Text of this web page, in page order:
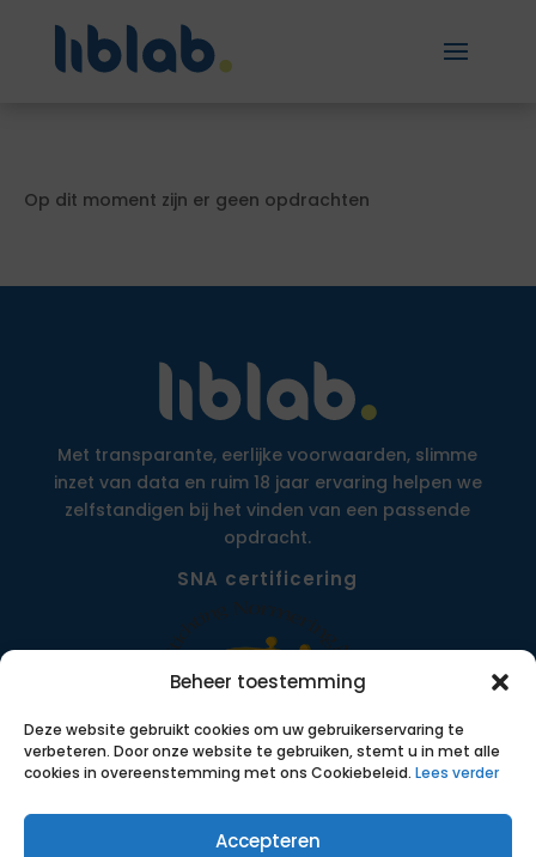
Beheer toestemming
Deze website gebruikt cookies om uw gebruikerservaring te
verbeteren. Door onze website te gebruiken, stemt u in met alle
cookies in overeenstemming met ons Cookiebeleid. Lees verder
Accepteren
Op dit moment zijn er geen opdrachten
Met transparante, eerlijke voorwaarden, slimme
inzet van data en ruim 18 jaar ervaring helpen we
zelfstandigen bij het vinden van een passende
opdracht.
SNA certificering
Menu